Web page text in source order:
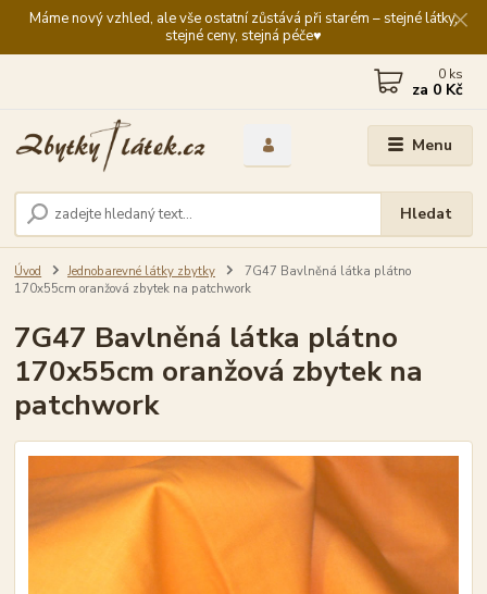
Máme nový vzhled, ale vše ostatní zůstává při starém – stejné látky,
stejné ceny, stejná péče♥️
Menu
Hledat
0 ks
za 0 Kč
Úvod Jednobarevné látky zbytky
7G47 Bavlněná látka plátno
170x55cm oranžová zbytek na patchwork
7G47 Bavlněná látka plátno
170x55cm oranžová zbytek na
patchwork